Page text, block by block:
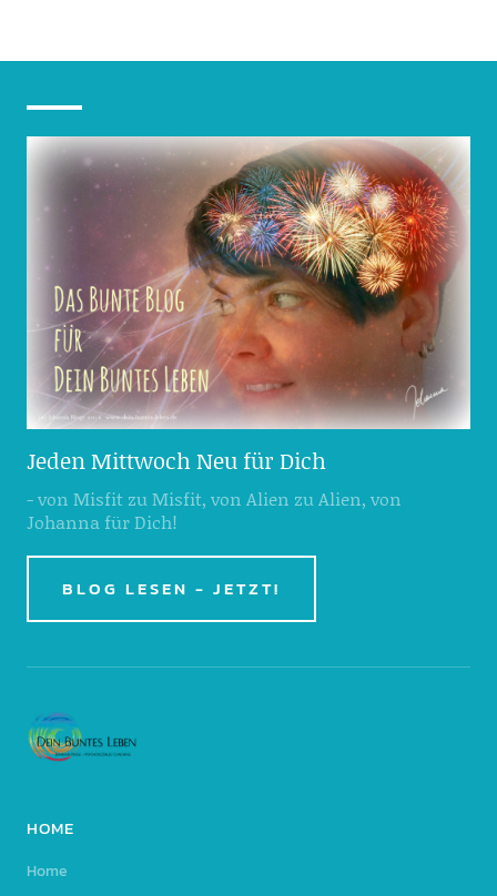
Jeden Mittwoch Neu für Dich
- von Misfit zu Misfit, von Alien zu Alien, von
Johanna für Dich!
BLOG LESEN - JETZT!
HOME
Home